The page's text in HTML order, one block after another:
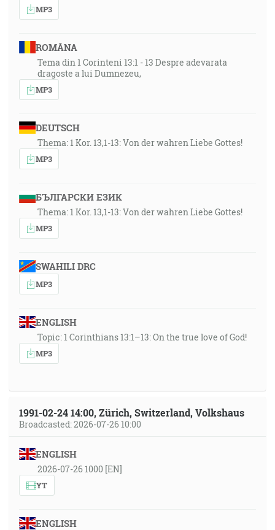
MP3
ROMÂNA
Tema din 1 Corinteni 13:1 - 13 Despre adevarata
dragoste a lui Dumnezeu,
MP3
DEUTSCH
Thema: 1 Kor. 13,1-13: Von der wahren Liebe Gottes!
MP3
БЪЛГАРСКИ ЕЗИК
Thema: 1 Kor. 13,1-13: Von der wahren Liebe Gottes!
MP3
SWAHILI DRC
MP3
ENGLISH
Topic: 1 Corinthians 13:1–13: On the true love of God!
MP3
1991-02-24 14:00, Zürich, Switzerland, Volkshaus
Broadcasted: 2026-07-26 10:00
ENGLISH
2026-07-26 1000 [EN]
YT
ENGLISH